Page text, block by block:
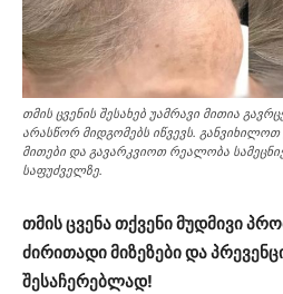
თმის ცვენის შესახებ უამრავი მითია
არასწორ მიდგომებს იწვევს.
მითები და გავარკვიოთ რეალობა
საფუძველზე.
თმის ცვენა თქვენი მუდმივი
ძირითადი მიზეზები და
შესაჩერებლად!